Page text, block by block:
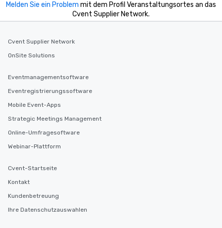
Melden Sie ein Problem mit dem Profil Veranstaltungsortes an das
Cvent Supplier Network.
Cvent Supplier Network
OnSite Solutions
Eventmanagementsoftware
Eventregistrierungssoftware
Mobile Event-Apps
Strategic Meetings Management
Online-Umfragesoftware
Webinar-Plattform
Cvent-Startseite
Kontakt
Kundenbetreuung
Ihre Datenschutzauswahlen